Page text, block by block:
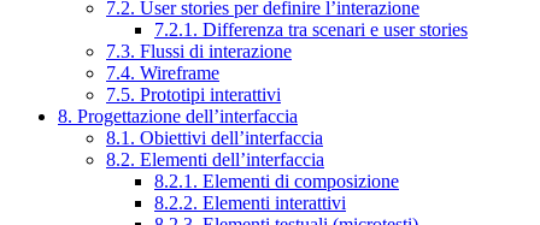
7.2. User stories per definire l’interazione
7.2.1. Differenza tra scenari e user stories
7.3. Flussi di interazione
7.4. Wireframe
7.5. Prototipi interattivi
8. Progettazione dell’interfaccia
8.1. Obiettivi dell’interfaccia
8.2. Elementi dell’interfaccia
8.2.1. Elementi di composizione
8.2.2. Elementi interattivi